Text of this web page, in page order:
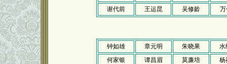
谢代前
王运昆 吴修龄 万
钟如雄 章元明 朱晓果
水
何家银
谭昌眉 莫廉培
杨